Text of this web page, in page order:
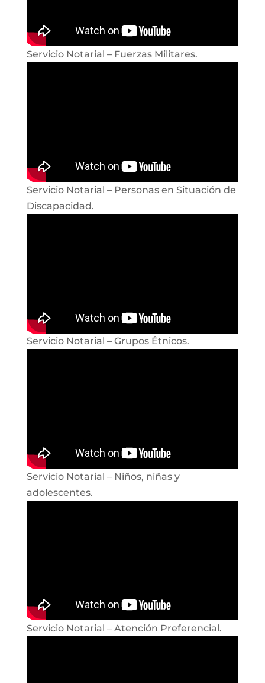
Servicio Notarial – Fuerzas Militares.
Servicio Notarial – Personas en Situación de
Discapacidad.
Servicio Notarial – Grupos Étnicos.
Servicio Notarial – Niños, niñas y
adolescentes.
Servicio Notarial – Atención Preferencial.